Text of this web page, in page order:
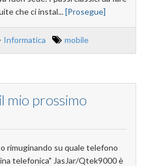
che ci instal...[Prosegue]
Informatica mobile
mio prossimo
rimuginando su quale telefono
telefonica" JasJar/Qtek9000 è